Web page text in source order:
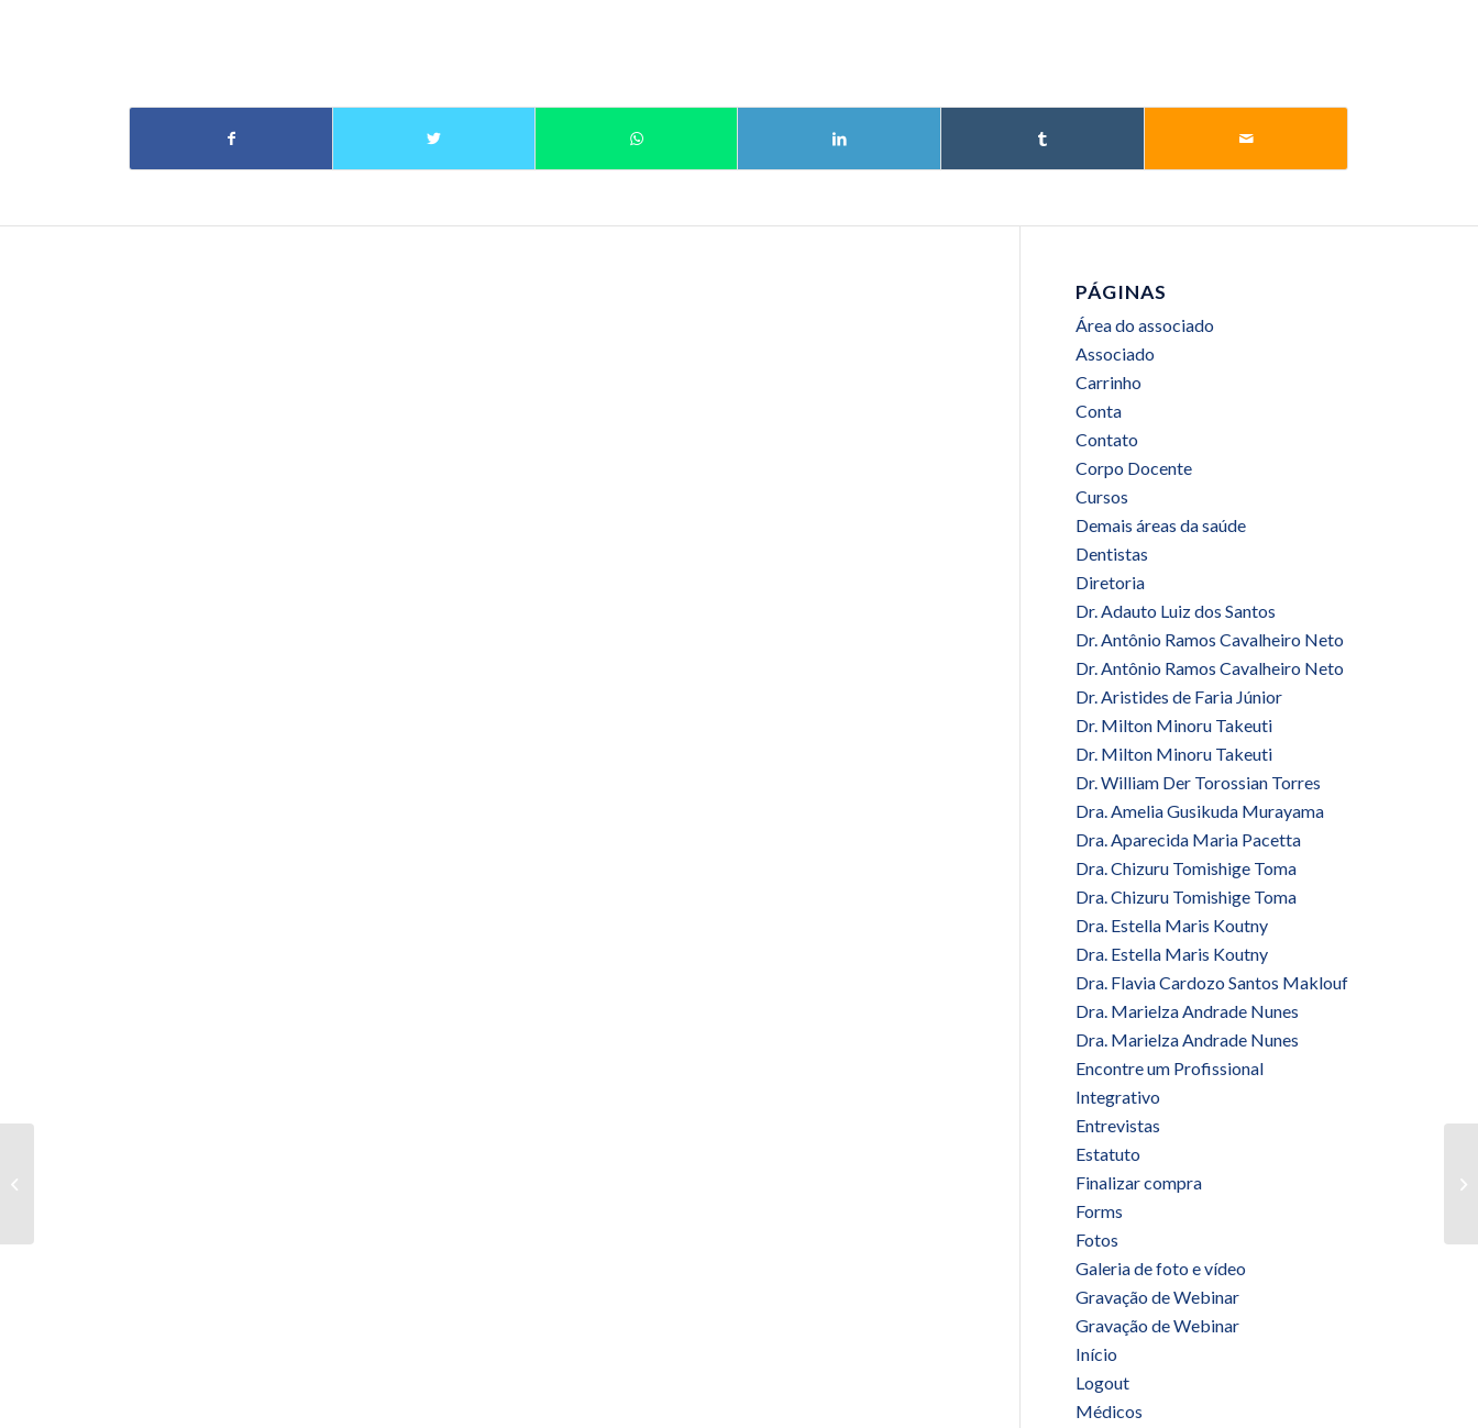
PÁGINAS
Área do associado
Associado
Carrinho
Conta
Contato
Corpo Docente
Cursos
Demais áreas da saúde
Dentistas
Diretoria
Dr. Adauto Luiz dos Santos
Dr. Antônio Ramos Cavalheiro Neto
Dr. Antônio Ramos Cavalheiro Neto
Dr. Aristides de Faria Júnior
Dr. Milton Minoru Takeuti
Dr. Milton Minoru Takeuti
Dr. William Der Torossian Torres
Dra. Amelia Gusikuda Murayama
Dra. Aparecida Maria Pacetta
Dra. Chizuru Tomishige Toma
Dra. Chizuru Tomishige Toma
Dra. Estella Maris Koutny
Dra. Estella Maris Koutny
Dra. Flavia Cardozo Santos Maklouf
Dra. Marielza Andrade Nunes
Dra. Marielza Andrade Nunes
Encontre um Profissional
Integrativo
Entrevistas
Estatuto
Finalizar compra
Forms
Fotos
Galeria de foto e vídeo
Gravação de Webinar
Gravação de Webinar
Início
Logout
Médicos